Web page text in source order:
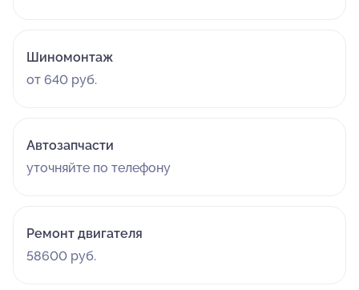
Шиномонтаж
от 640 руб.
Автозапчасти
уточняйте по телефону
Ремонт двигателя
58600 руб.